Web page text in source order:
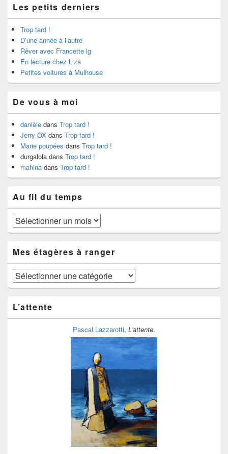
Les petits derniers
Trop tard !
D’une année à l’autre
Rêver avec Francette lg
En lecture chez Liza
Petites voitures à Mulhouse
De vous à moi
danièle dans Trop tard !
Jerry OX dans Trop tard !
Marie poupées dans Trop tard !
durgalola dans Trop tard !
mahina dans Trop tard !
Au fil du temps
Au
fil
temps
Mes étagères à ranger
Mes
étagères
ranger
L’attente
Pascal Lazzarotti, L'attente.